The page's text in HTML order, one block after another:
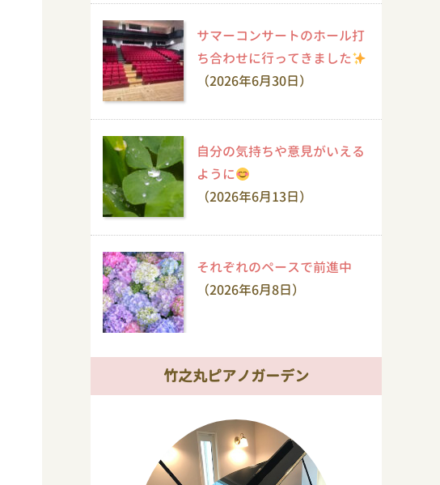
サマーコンサートのホール打
ち合わせに行ってきました
（2026年6月30日）
自分の気持ちや意見がいえる
ように
（2026年6月13日）
それぞれのペースで前進中
（2026年6月8日）
竹之丸ピアノガーデン